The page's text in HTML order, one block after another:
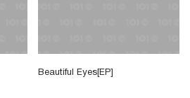
Beautiful Eyes[EP]